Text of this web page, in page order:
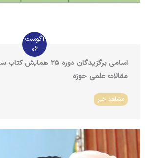
آگوست
06
اسامی برگزیدگان دوره ۲۵
مقالات علمی حوزه
مشاهد خبر